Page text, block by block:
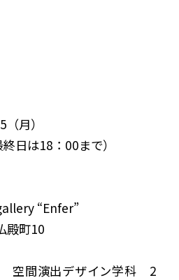
月）
日は18：00まで）
“Enfer”
殿町10
空間演出デザイン学科 2